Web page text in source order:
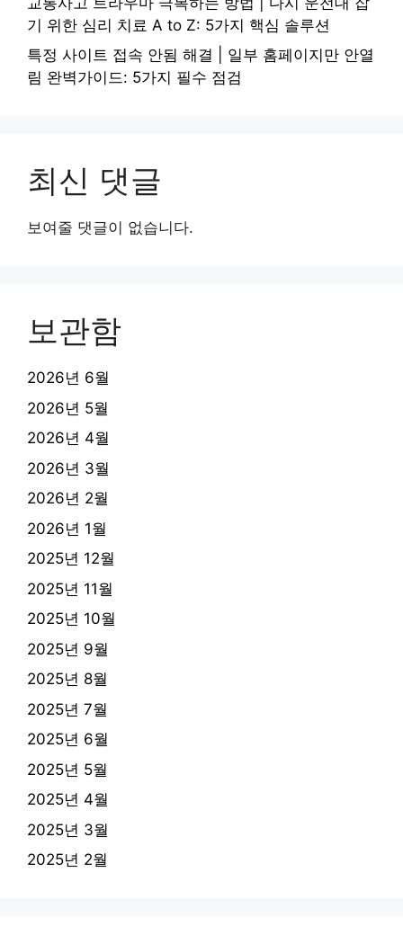
기 위한 심리 치료 A to Z: 5가지 핵심 솔루션
특정 사이트 접속 안됨 해결 | 일부 홈페이지만 안열
림 완벽가이드: 5가지 필수 점검
최신 댓글
보여줄 댓글이 없습니다.
보관함
2026년 6월
2026년 5월
2026년 4월
2026년 3월
2026년 2월
2026년 1월
2025년 12월
2025년 11월
2025년 10월
2025년 9월
2025년 8월
2025년 7월
2025년 6월
2025년 5월
2025년 4월
2025년 3월
2025년 2월